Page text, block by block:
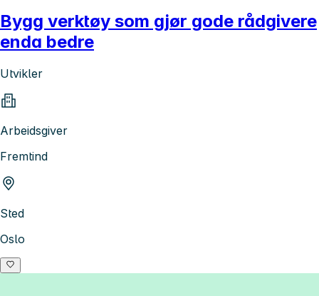
Bygg verktøy som gjør gode rådgivere
enda bedre
Utvikler
Arbeidsgiver
Fremtind
Sted
Oslo